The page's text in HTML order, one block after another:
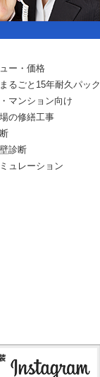
ー・価格
るごと15年耐久パック
マンション向け
の修繕工事
診断
ュレーション